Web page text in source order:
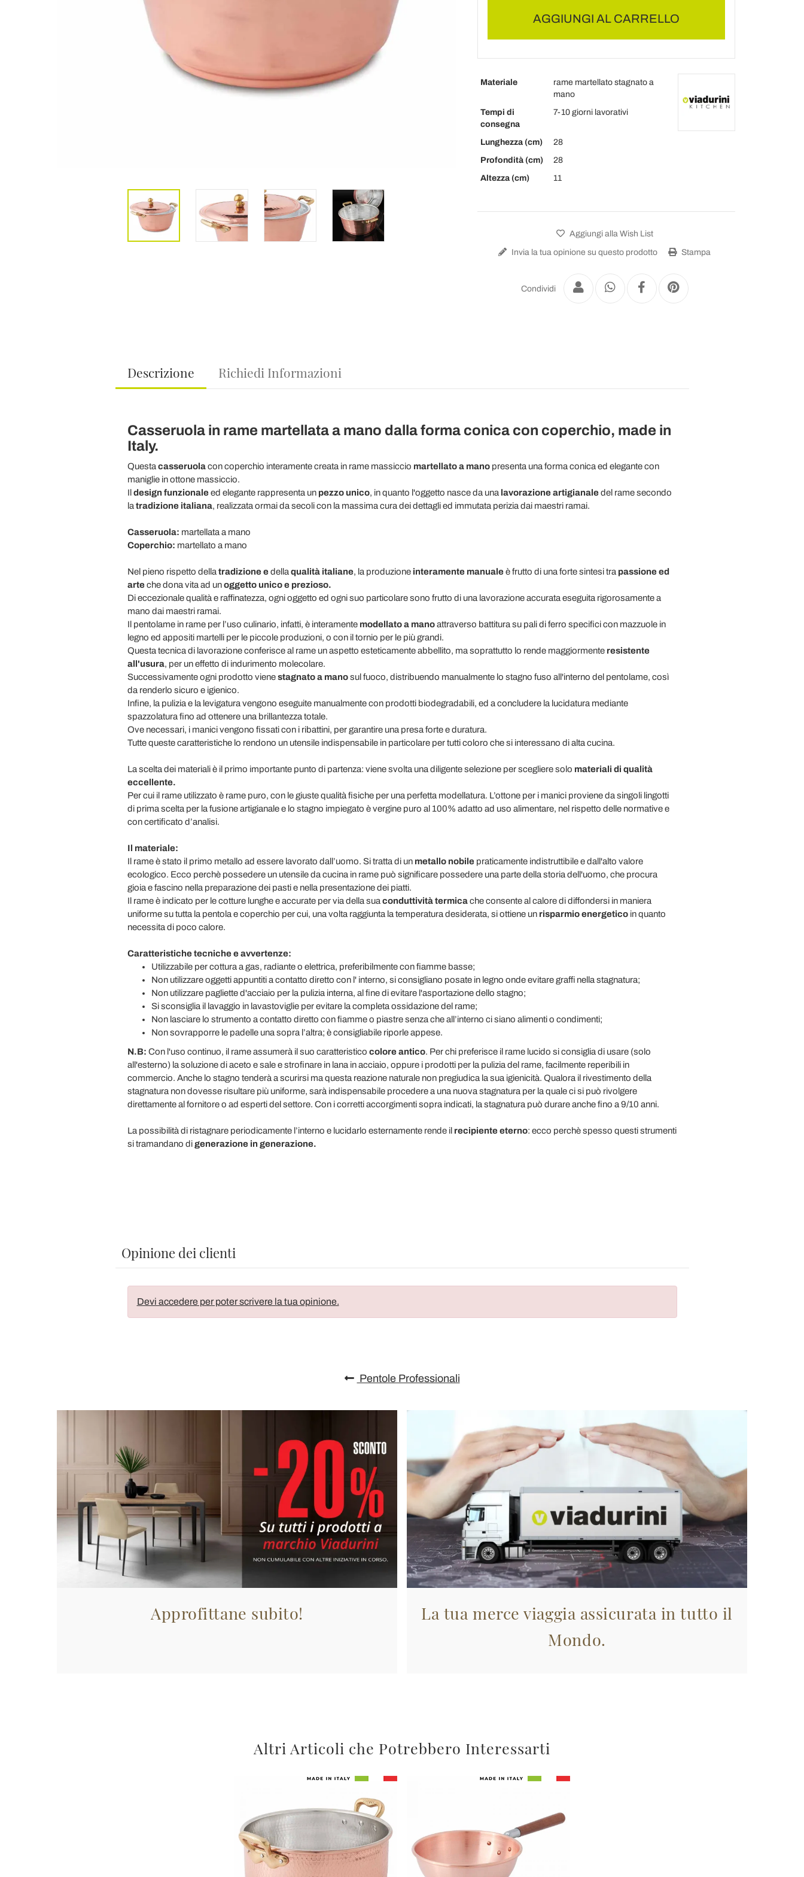
AGGIUNGI AL CARRELLO
Materiale
rame martellato stagnato a
mano
Tempi di
consegna
7-10 giorni lavorativi
Lunghezza (cm)
28
Profondità (cm)
28
Altezza (cm)
11
Aggiungi alla Wish List
Invia la tua opinione su questo prodotto Stampa
Condividi
Descrizione Richiedi Informazioni
Casseruola in rame martellata a mano dalla forma conica con coperchio, made in
Italy.
Questa casseruolacon coperchio interamente creata in rame massiccio martellato a manopresenta una forma conica ed elegante con
maniglie in ottone massiccio.
Il design funzionaleed elegante rappresenta unpezzo unico, in quanto l'oggetto nasce da una lavorazione artigianaledel rame secondo
la tradizione italiana, realizzata ormai da secoli con la massima cura dei dettagli ed immutata perizia dai maestri ramai.
Casseruola: martellata a mano
Coperchio: martellato a mano
Nel pieno rispetto della tradizione edella qualità italiane, la produzioneinteramente manualeè frutto di una forte sintesi tra passione ed
arteche dona vita ad unoggetto unico e prezioso.
Di eccezionale qualità e raffinatezza, ogni oggetto ed ogni suo particolare sono frutto di una lavorazione accurata eseguita rigorosamente a
mano dai maestri ramai.
Il pentolame in rame per l’uso culinario, infatti, è interamente modellato a manoattraverso battitura su pali di ferro specifici con mazzuole in
legno ed appositi martelli per le piccole produzioni, o con il tornio per le più grandi.
Questa tecnica di lavorazione conferisce al rame un aspetto esteticamente abbellito, ma soprattutto lo rende maggiormenteresistente
all'usura, per un effetto di indurimento molecolare.
Successivamente ogni prodotto vienestagnato a manosul fuoco, distribuendo manualmente lo stagno fuso all'interno del pentolame, così
da renderlo sicuro e igienico.
Infine, la pulizia e la levigatura vengono eseguite manualmente con prodotti biodegradabili, ed a concludere la lucidatura mediante
spazzolatura fino ad ottenere una brillantezza totale.
Ove necessari, i manici vengono fissati con i ribattini, per garantire una presa forte e duratura.
Tutte queste caratteristiche lo rendono un utensile indispensabile in particolare per tutti coloro che si interessano di alta cucina.
La scelta dei materiali è il primo importante punto di partenza: viene svolta una diligente selezione per scegliere solo materiali di qualità
eccellente.
Per cui il rame utilizzato è rame puro, con le giuste qualità fisiche per una perfetta modellatura. L’ottone per i manici proviene da singoli lingotti
di prima scelta per la fusione artigianale e lo stagno impiegato è vergine puro al 100% adatto ad uso alimentare, nel rispetto delle normative e
con certificato d’analisi.
Il materiale:
Il rame è stato il primo metallo ad essere lavorato dall’uomo. Si tratta di un metallo nobilepraticamente indistruttibile e dall'alto valore
ecologico. Ecco perchè possedere un utensile da cucina in rame può significare possedere una parte della storia dell'uomo, che procura
gioia e fascino nella preparazione dei pasti e nella presentazione dei piatti.
Il rame è indicato per le cotture lunghe e accurate per via della sua conduttività termicache consente al calore di diffondersi in maniera
uniforme su tutta la pentola e coperchio per cui, una volta raggiunta la temperatura desiderata, si ottiene unrisparmio energeticoin quanto
necessita di poco calore.
Caratteristiche tecniche e avvertenze:
Utilizzabile per cottura a gas, radiante o elettrica, preferibilmente con fiamme basse;
Non utilizzare oggetti appuntiti a contatto diretto con l' interno, si consigliano posate in legno onde evitare graffi nella stagnatura;
Non utilizzare pagliette d'acciaio per la pulizia interna, al fine di evitare l'asportazione dello stagno;
Si sconsiglia il lavaggio in lavastoviglie per evitare la completa ossidazione del rame;
Non lasciare lo strumento a contatto diretto con fiamme o piastre senza che all’interno ci siano alimenti o condimenti;
Non sovrapporre le padelle una sopra l’altra; è consigliabile riporle appese.
N.B: Con l'uso continuo, il rame assumerà il suo caratteristico colore antico. Per chi preferisce il rame lucido si consiglia di usare (solo
all'esterno) la soluzione di aceto e sale e strofinare in lana in acciaio, oppure i prodotti per la pulizia del rame, facilmente reperibili in
commercio. Anche lo stagno tenderà a scurirsi ma questa reazione naturale non pregiudica la sua igienicità. Qualora il rivestimento della
stagnatura non dovesse risultare più uniforme, sarà indispensabile procedere a una nuova stagnatura per la quale ci si può rivolgere
direttamente al fornitore o ad esperti del settore. Con i corretti accorgimenti sopra indicati, la stagnatura può durare anche fino a 9/10 anni.
La possibilità di ristagnare periodicamente l’interno e lucidarlo esternamente rende il recipiente eterno: ecco perchè spesso questi strumenti
si tramandano digenerazione in generazione.
Opinione dei clienti
Devi accedere per poter scrivere la tua opinione.
Pentole Professionali
Approfittane subito!
La tua merce viaggia assicurata in tutto il
Mondo.
Altri Articoli che Potrebbero Interessarti